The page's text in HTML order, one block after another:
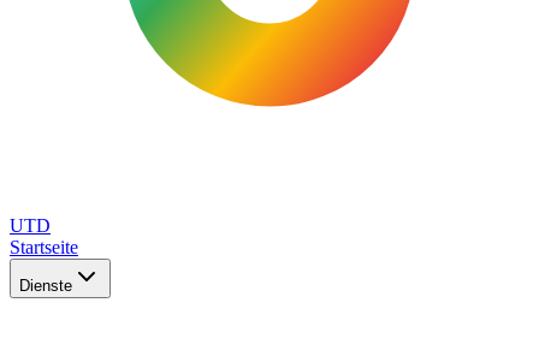
UTD
Startseite
Dienste